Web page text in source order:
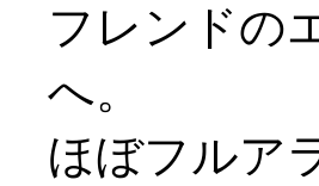
フレンドの
へ。
ほぼフルア